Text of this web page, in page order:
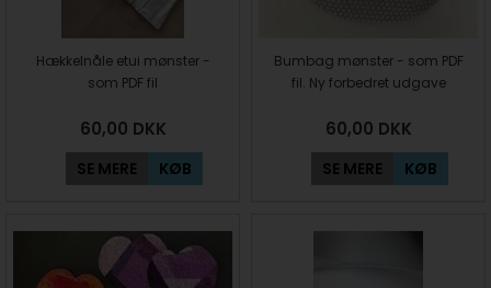
Hækkelnåle etui mønster -
som PDF fil
60,00 DKK
SE MERE KØB
Bumbag mønster - som PDF
fil. Ny forbedret udgave
60,00 DKK
SE MERE KØB